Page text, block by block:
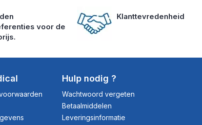
voor de
Klanttevredenheid
Hulp nodig ?
Wachtwoord vergeten
Betaalmiddelen
Leveringsinformatie